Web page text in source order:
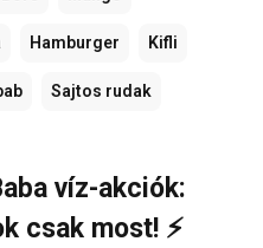
Hamburger Kifli
Sajtos rudak
víz-akciók:
csak most! ⚡